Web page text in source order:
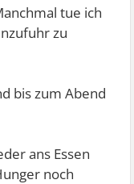
tue ich
zu
bis zum Abend
ans Essen
noch